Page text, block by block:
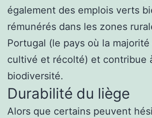
également des emplois verts
rémunérés dans les zones
Portugal (le pays où la
cultivé et récolté) et contribue
biodiversité.
Durabilité du liège
Alors que certains peuvent